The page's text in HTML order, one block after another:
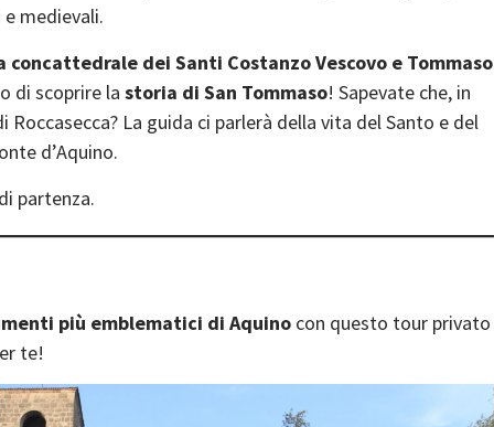
medievali.
concattedrale dei Santi Costanzo Vescovo e Tommaso
di scoprire la storia di San Tommaso! Sapevate che, in
La guida ci parlerà della vita del Santo e del
d’Aquino.
partenza.
più emblematici di Aquino con questo tour privato
te!